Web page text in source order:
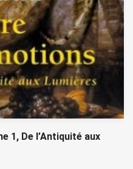
1, De l’Antiquité aux